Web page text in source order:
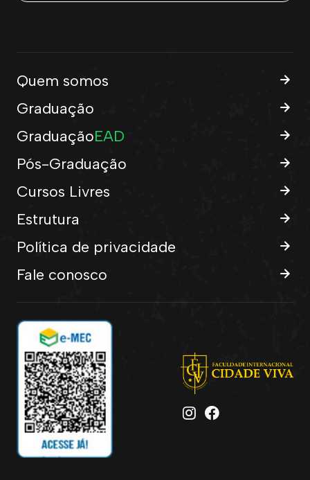
Quem somos
Graduação
GraduaçãoEAD
Pós-Graduação
Cursos Livres
Estrutura
Política de privacidade
Fale conosco